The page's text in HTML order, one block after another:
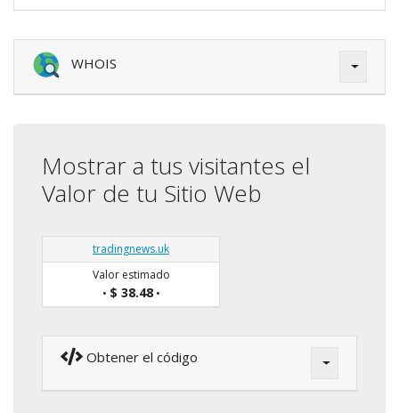
WHOIS
Mostrar a tus visitantes el
Valor de tu Sitio Web
tradingnews.uk
Valor estimado
• $ 38.48•
Obtener el código